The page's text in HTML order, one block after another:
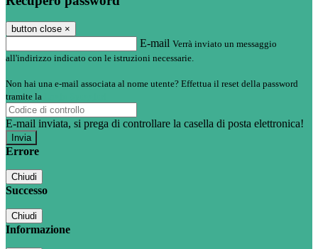
button close ×
E-mail Verrà inviato un messaggio
all'indirizzo indicato con le istruzioni necessarie.
Non hai una e-mail associata al nome utente? Effettua il reset della password
tramite la
E-mail inviata, si prega di controllare la casella di posta elettronica!
Errore
Chiudi
Successo
Chiudi
Informazione